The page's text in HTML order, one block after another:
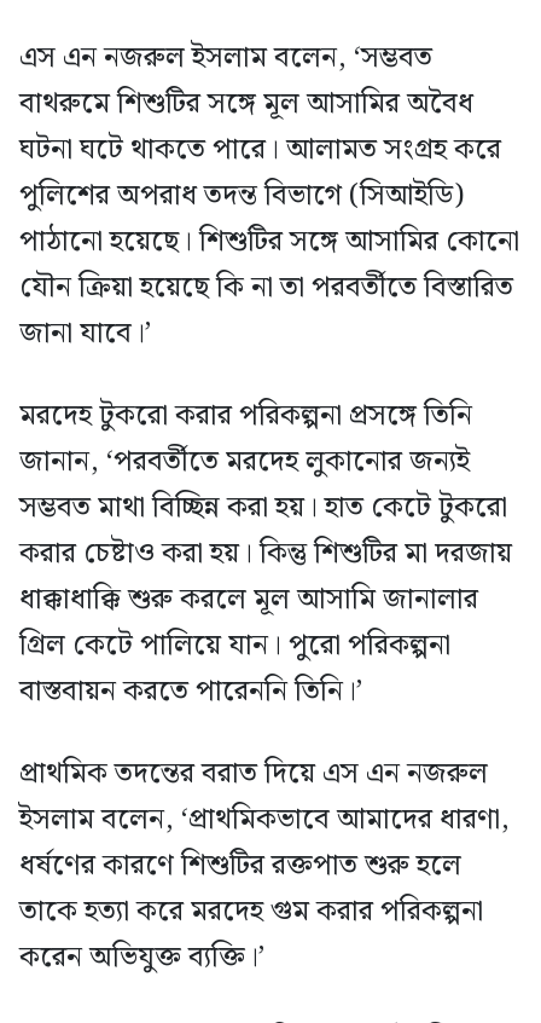
এস এন নজরুল ইসলাম বলেন, ‘সম্ভবত
বাথরুমে শিশুটির সঙ্গে মূল আসামির অবৈধ
ঘটনা ঘটে থাকতে পারে। আলামত সংগ্রহ করে
পুলিশের অপরাধ তদন্ত বিভাগে (সিআইডি)
পাঠানো হয়েছে। শিশুটির সঙ্গে আসামির কোনো
যৌন ক্রিয়া হয়েছে কি না তা পরবর্তীতে বিস্তারিত
জানা যাবে।’
মরদেহ টুকরো করার পরিকল্পনা প্রসঙ্গে তিনি
জানান, ‘পরবর্তীতে মরদেহ লুকানোর জন্যই
সম্ভবত মাথা বিচ্ছিন্ন করা হয়। হাত কেটে টুকরো
করার চেষ্টাও করা হয়। কিন্তু শিশুটির মা দরজায়
ধাক্কাধাক্কি শুরু করলে মূল আসামি জানালার
গ্রিল কেটে পালিয়ে যান। পুরো পরিকল্পনা
বাস্তবায়ন করতে পারেননি তিনি।’
প্রাথমিক তদন্তের বরাত দিয়ে এস এন নজরুল
ইসলাম বলেন, ‘প্রাথমিকভাবে আমাদের ধারণা,
ধর্ষণের কারণে শিশুটির রক্তপাত শুরু হলে
তাকে হত্যা করে মরদেহ গুম করার পরিকল্পনা
করেন অভিযুক্ত ব্যক্তি।’